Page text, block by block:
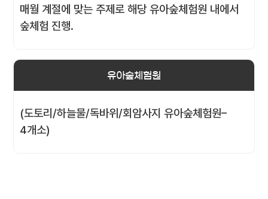
매월 계절에 맞는 주제로 해당 유아숲체험원 내에서
숲체험 진행.
유아숲체험원
(도토리/하늘물/독바위/회암사지 유아숲체험원–
4개소)